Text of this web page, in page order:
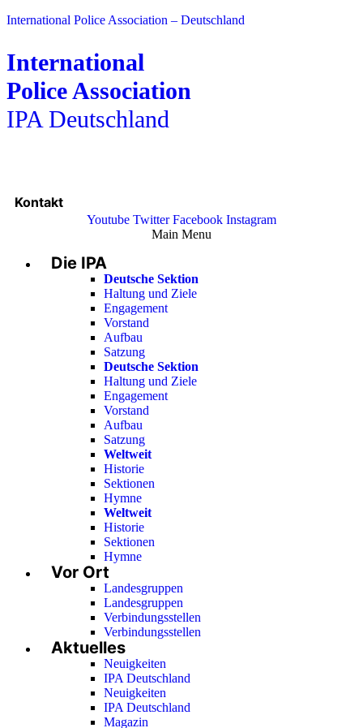
International Police Association – Deutschland
International
Police Association
IPA Deutschland
Kontakt
Youtube Twitter Facebook Instagram
Main Menu
Die IPA
Deutsche Sektion
Haltung und Ziele
Engagement
Vorstand
Aufbau
Satzung
Deutsche Sektion
Haltung und Ziele
Engagement
Vorstand
Aufbau
Satzung
Weltweit
Historie
Sektionen
Hymne
Weltweit
Historie
Sektionen
Hymne
Vor Ort
Landesgruppen
Landesgruppen
Verbindungsstellen
Verbindungsstellen
Aktuelles
Neuigkeiten
IPA Deutschland
Neuigkeiten
IPA Deutschland
Magazin